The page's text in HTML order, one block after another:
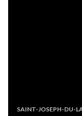
SAINT-JOSEPH-DU-